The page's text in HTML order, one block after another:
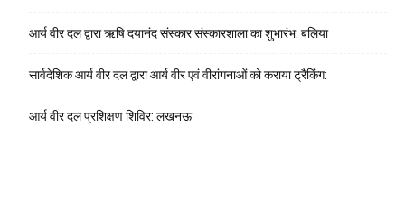
आर्य वीर दल द्वारा ऋषि दयानंद संस्कार संस्कारशाला का शुभारंभ: बलिया
सार्वदेशिक आर्य वीर दल द्वारा आर्य वीर एवं वीरांगनाओं को कराया ट्रैकिंग:
आर्य वीर दल प्रशिक्षण शिविर: लखनऊ